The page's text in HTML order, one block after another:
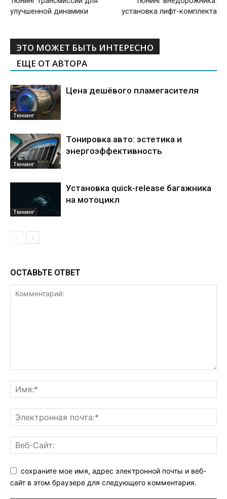
улучшенной динамики
установка лифт-комплекта
ЭТО МОЖЕТ БЫТЬ ИНТЕРЕСНО
ЕЩЕ ОТ АВТОРА
Тюнинг
Цена дешёвого пламегасителя
Тюнинг
Тонировка авто: эстетика и
энергоэффективность
Тюнинг
Установка quick-release багажника
на мотоцикл
ОСТАВЬТЕ ОТВЕТ
сохраните мое имя, адрес электронной почты и веб-
сайт в этом браузере для следующего комментария.